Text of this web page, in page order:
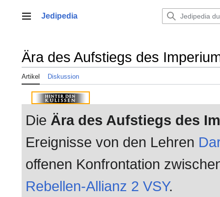
springenHauptmenü
Jedipedia
Ära des Aufstiegs des
Artikel Diskussion
Die Ära des Aufstiegs des
Ereignisse von den Lehren
offenen Konfrontation
Rebellen-Allianz 2 VSY.